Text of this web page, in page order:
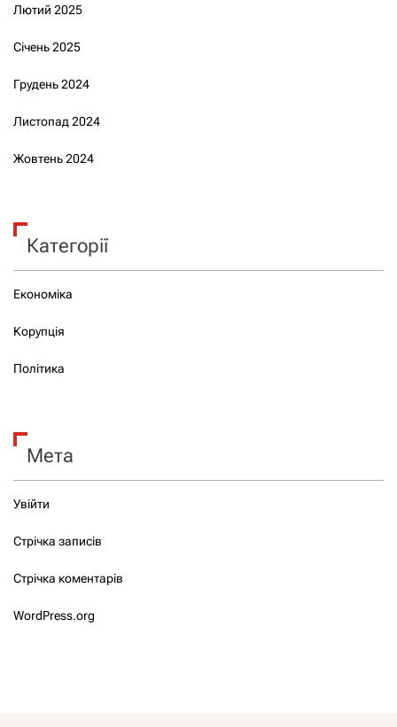
Лютий 2025
Січень 2025
Грудень 2024
Листопад 2024
Жовтень 2024
Категорії
Економіка
Корупція
Політика
Мета
Увійти
Стрічка записів
Стрічка коментарів
WordPress.org